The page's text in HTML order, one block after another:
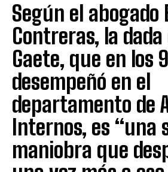
Según el abogado
Contreras, la
Gaete, que en los
desempeñó en el
departamento de
Internos, es “una
maniobra que